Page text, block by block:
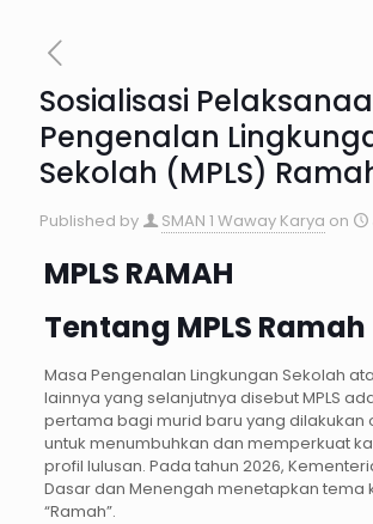
Sosialisasi
Pengenalan
Sekolah (MPLS)
Published by SMAN 1 Waway Karya on
MPLS RAMAH
Tentang MPLS Ramah
Masa Pengenalan Lingkungan Sekolah
lainnya yang selanjutnya disebut MPLS
pertama bagi murid baru yang dilakukan
untuk menumbuhkan dan memperkuat
profil lulusan. Pada tahun 2026,
Dasar dan Menengah menetapkan tema
“Ramah”.